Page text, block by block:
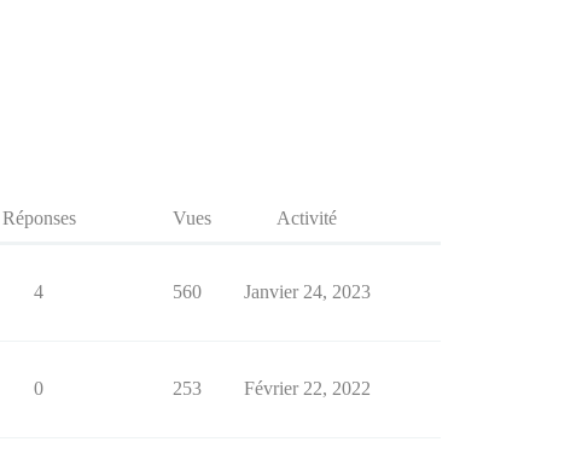
Réponses Vues Activité
4 560 Janvier 24, 2023
0 253 Février 22, 2022